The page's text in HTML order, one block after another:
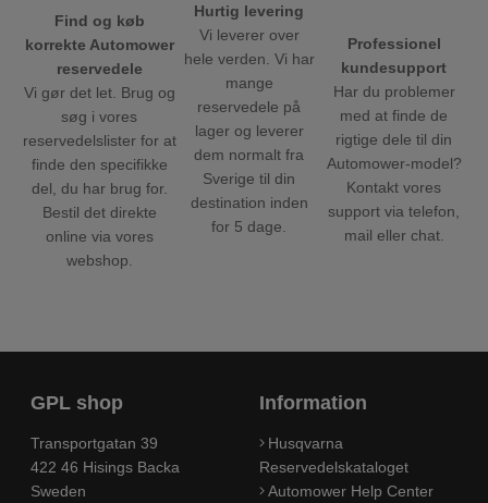
Find og køb
korrekte Automower
reservedele
Vi gør det let. Brug og
søg i vores
reservedelslister for at
finde den specifikke
del, du har brug for.
Bestil det direkte
online via vores
webshop.
Hurtig levering
Vi leverer over
hele verden. Vi har
mange
reservedele på
lager og leverer
dem normalt fra
Sverige til din
destination inden
for 5 dage.
Professionel
kundesupport
Har du problemer
med at finde de
rigtige dele til din
Automower-model?
Kontakt vores
support via telefon,
mail eller chat.
GPL shop
Transportgatan 39
422 46 Hisings Backa
Sweden
Information
Husqvarna
Reservedelskataloget
Automower Help Center